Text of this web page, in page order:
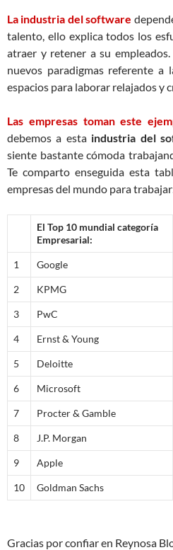
La industria del software
talento, ello explica todos los
atraer y retener a su
nuevos paradigmas referente a
espacios para laborar relajados y
Las empresas toman este
debemos a esta industria del
siente bastante cómoda
Te comparto enseguida esta
empresas del mundo para
El Top 10 mundial categoría
Empresarial:
1 Google
2 KPMG
3 PwC
4 Ernst & Young
5 Deloitte
6 Microsoft
7 Procter & Gamble
8 J.P. Morgan
9 Apple
10 Goldman Sachs
Gracias por confiar en Reynosa